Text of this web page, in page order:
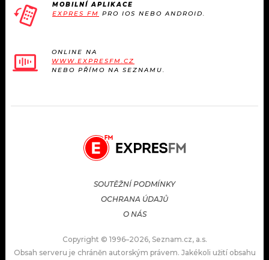
MOBILNÍ APLIKACE
EXPRES FM PRO IOS NEBO ANDROID.
ONLINE NA
WWW.EXPRESFM.CZ
NEBO PŘÍMO NA SEZNAMU.
SOUTĚŽNÍ PODMÍNKY
OCHRANA ÚDAJŮ
O NÁS
Copyright © 1996–2026, Seznam.cz, a.s.
Obsah serveru je chráněn autorským právem. Jakékoli užití obsahu